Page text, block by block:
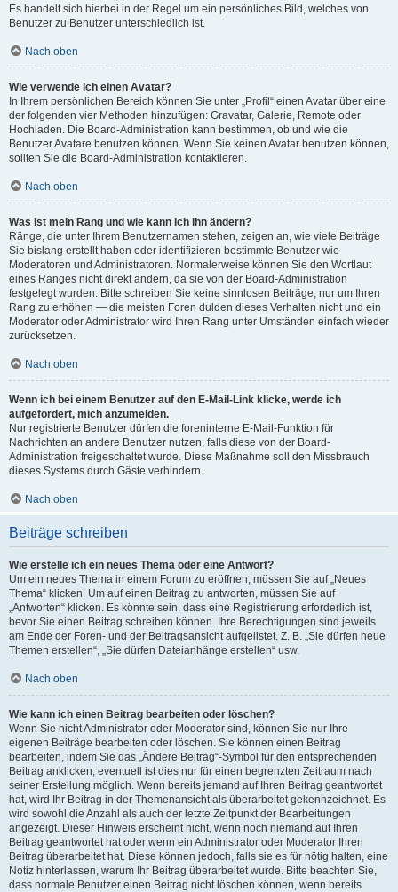
Es handelt sich hierbei in der Regel um ein persönliches Bild, welches von
Benutzer zu Benutzer unterschiedlich ist.
Nach oben
Wie verwende ich einen Avatar?
In Ihrem persönlichen Bereich können Sie unter „Profil“ einen Avatar über eine
der folgenden vier Methoden hinzufügen: Gravatar, Galerie, Remote oder
Hochladen. Die Board-Administration kann bestimmen, ob und wie die
Benutzer Avatare benutzen können. Wenn Sie keinen Avatar benutzen können,
sollten Sie die Board-Administration kontaktieren.
Nach oben
Was ist mein Rang und wie kann ich ihn ändern?
Ränge, die unter Ihrem Benutzernamen stehen, zeigen an, wie viele Beiträge
Sie bislang erstellt haben oder identifizieren bestimmte Benutzer wie
Moderatoren und Administratoren. Normalerweise können Sie den Wortlaut
eines Ranges nicht direkt ändern, da sie von der Board-Administration
festgelegt wurden. Bitte schreiben Sie keine sinnlosen Beiträge, nur um Ihren
Rang zu erhöhen — die meisten Foren dulden dieses Verhalten nicht und ein
Moderator oder Administrator wird Ihren Rang unter Umständen einfach wieder
zurücksetzen.
Nach oben
Wenn ich bei einem Benutzer auf den E-Mail-Link klicke, werde ich
aufgefordert, mich anzumelden.
Nur registrierte Benutzer dürfen die foreninterne E-Mail-Funktion für
Nachrichten an andere Benutzer nutzen, falls diese von der Board-
Administration freigeschaltet wurde. Diese Maßnahme soll den Missbrauch
dieses Systems durch Gäste verhindern.
Nach oben
Beiträge schreiben
Wie erstelle ich ein neues Thema oder eine Antwort?
Um ein neues Thema in einem Forum zu eröffnen, müssen Sie auf „Neues
Thema“ klicken. Um auf einen Beitrag zu antworten, müssen Sie auf
„Antworten“ klicken. Es könnte sein, dass eine Registrierung erforderlich ist,
bevor Sie einen Beitrag schreiben können. Ihre Berechtigungen sind jeweils
am Ende der Foren- und der Beitragsansicht aufgelistet. Z. B. „Sie dürfen neue
Themen erstellen“, „Sie dürfen Dateianhänge erstellen“ usw.
Nach oben
Wie kann ich einen Beitrag bearbeiten oder löschen?
Wenn Sie nicht Administrator oder Moderator sind, können Sie nur Ihre
eigenen Beiträge bearbeiten oder löschen. Sie können einen Beitrag
bearbeiten, indem Sie das „Ändere Beitrag“-Symbol für den entsprechenden
Beitrag anklicken; eventuell ist dies nur für einen begrenzten Zeitraum nach
seiner Erstellung möglich. Wenn bereits jemand auf Ihren Beitrag geantwortet
hat, wird Ihr Beitrag in der Themenansicht als überarbeitet gekennzeichnet. Es
wird sowohl die Anzahl als auch der letzte Zeitpunkt der Bearbeitungen
angezeigt. Dieser Hinweis erscheint nicht, wenn noch niemand auf Ihren
Beitrag geantwortet hat oder wenn ein Administrator oder Moderator Ihren
Beitrag überarbeitet hat. Diese können jedoch, falls sie es für nötig halten, eine
Notiz hinterlassen, warum Ihr Beitrag überarbeitet wurde. Bitte beachten Sie,
dass normale Benutzer einen Beitrag nicht löschen können, wenn bereits